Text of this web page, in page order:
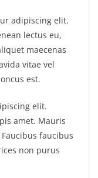
adipiscing elit.
lectus eu,
maecenas
vitae vel
est.
elit.
amet. Mauris
faucibus
non purus